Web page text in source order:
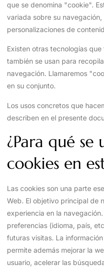
que se denomina "cookie".
variada sobre su
personalizaciones de
Existen otras tecnologías
también se usan para
navegación. Llamaremos
en su conjunto.
Los usos concretos que
describen en el presente
¿Para qué se
cookies en
Las cookies son una parte
Web. El objetivo principal de
experiencia en la
preferencias (idioma, país,
futuras visitas. La
permite además mejorar la
usuario, acelerar las